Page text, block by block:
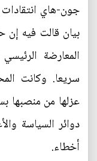
جون-هاي
بيان قالت فيه
المعارضة
سريعا. وكانت
عزلها من
دوائر السياسة
أخطاء.